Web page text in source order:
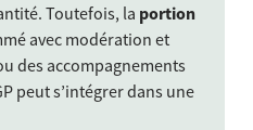
Toutefois, la portion
avec modération et
des accompagnements
peut s’intégrer dans une